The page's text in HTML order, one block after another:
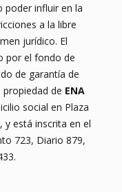
financiación
de
o comprar
promotora
Las
se
en esta
se
departamento
poder influir en la
a la libre
jurídico. El
por el fondo de
de garantía de
de ENA
social en Plaza
y está inscrita en el
723, Diario 879,